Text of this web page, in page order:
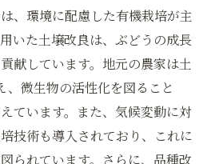
、環境に配慮した有機栽培が主
いた土壌改良は、ぶどうの成長
献しています。地元の農家は土
微生物の活性化を図ること
ています。また、気候変動に対
技術も導入されており、これに
られています。さらに、品種改